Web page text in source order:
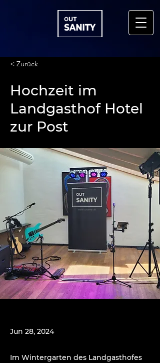
< Zurück
Hochzeit im
Landgasthof Hotel
zur Post
Jun 28, 2024
Im Wintergarten des Landgasthofes